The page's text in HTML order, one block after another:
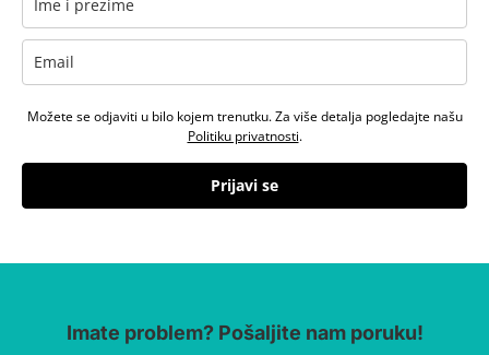
Možete se odjaviti u bilo kojem trenutku. Za više detalja pogledajte našu
Politiku privatnosti.
Prijavi se
Imate problem? Pošaljite nam poruku!